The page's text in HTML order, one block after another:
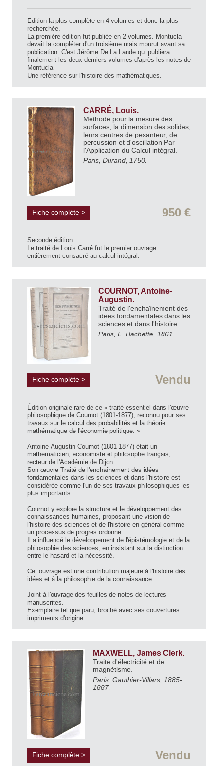
Edition la plus complète en 4 volumes et donc la plus
recherchée.
La première édition fut publiée en 2 volumes, Montucla
devait la compléter d'un troisième mais mourut avant sa
publication. C'est Jérôme De La Lande qui publiera
finalement les deux derniers volumes d'après les notes de
Montucla.
Une référence sur l'histoire des mathématiques.
CARRÉ, Louis.
Méthode pour la mesure des
surfaces, la dimension des solides,
leurs centres de pesanteur, de
percussion et d'oscillation Par
l'Application du Calcul intégral.
Paris, Durand, 1750.
Fiche complète > 950 €
Seconde édition.
Le traité de Louis Carré fut le premier ouvrage
entièrement consacré au calcul intégral.
COURNOT, Antoine-
Augustin.
Traité de l'enchaînement des
idées fondamentales dans les
sciences et dans l'histoire.
Paris, L. Hachette, 1861.
Fiche complète > Vendu
Édition originale rare de ce « traité essentiel dans l'œuvre
philosophique de Cournot (1801-1877), reconnu pour ses
travaux sur le calcul des probabilités et la théorie
mathématique de l'économie politique. »
Antoine-Augustin Cournot (1801-1877) était un
mathématicien, économiste et philosophe français,
recteur de l'Académie de Dijon.
Son œuvre Traité de l'enchaînement des idées
fondamentales dans les sciences et dans l'histoire est
considérée comme l'un de ses travaux philosophiques les
plus importants.
Cournot y explore la structure et le développement des
connaissances humaines, proposant une vision de
l'histoire des sciences et de l'histoire en général comme
un processus de progrès ordonné.
Il a influencé le développement de l'épistémologie et de la
philosophie des sciences, en insistant sur la distinction
entre le hasard et la nécessité.
Cet ouvrage est une contribution majeure à l'histoire des
idées et à la philosophie de la connaissance.
Joint à l'ouvrage des feuilles de notes de lectures
manuscrites.
Exemplaire tel que paru, broché avec ses couvertures
imprimeurs d'origine.
MAXWELL, James Clerk.
Traité d'électricité et de
magnétisme.
Paris, Gauthier-Villars, 1885-
1887.
Fiche complète > Vendu